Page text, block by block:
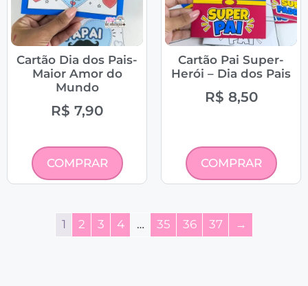
Cartão Dia dos Pais-
Maior Amor do
Mundo
R$ 7,90
COMPRAR
Cartão Pai Super-
Herói – Dia dos Pais
R$ 8,50
COMPRAR
1 2 3 4 … 35 36 37 →